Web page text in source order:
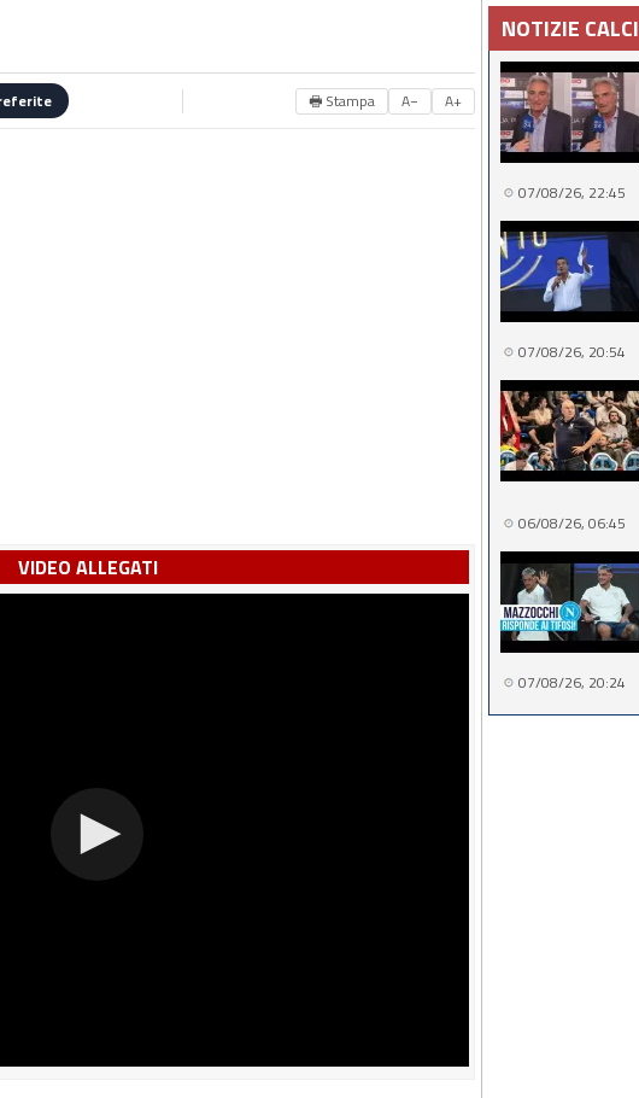
🖶 Stampa A− A+
VIDEO ALLEGATI
NOTIZIE
07/08/26, 22:45
07/08/26, 20:54
06/08/26, 06:45
07/08/26, 20:24